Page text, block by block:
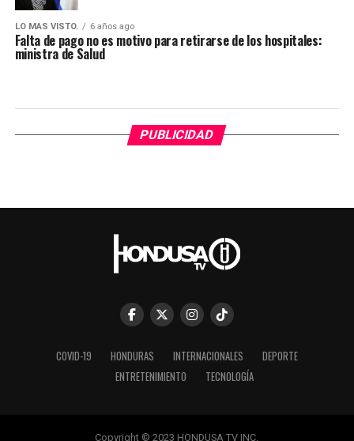
LO MAS VISTO. 6 años ago
Falta de pago no es motivo para retirarse de los hospitales:
ministra de Salud
PUBLICIDAD
COVID-19 HONDURAS INTERNACIONALES
DEPORTE
ENTRETENIMIENTO
TECNOLOGÍA
Copyright © 2023 HONDUSA TV INC.